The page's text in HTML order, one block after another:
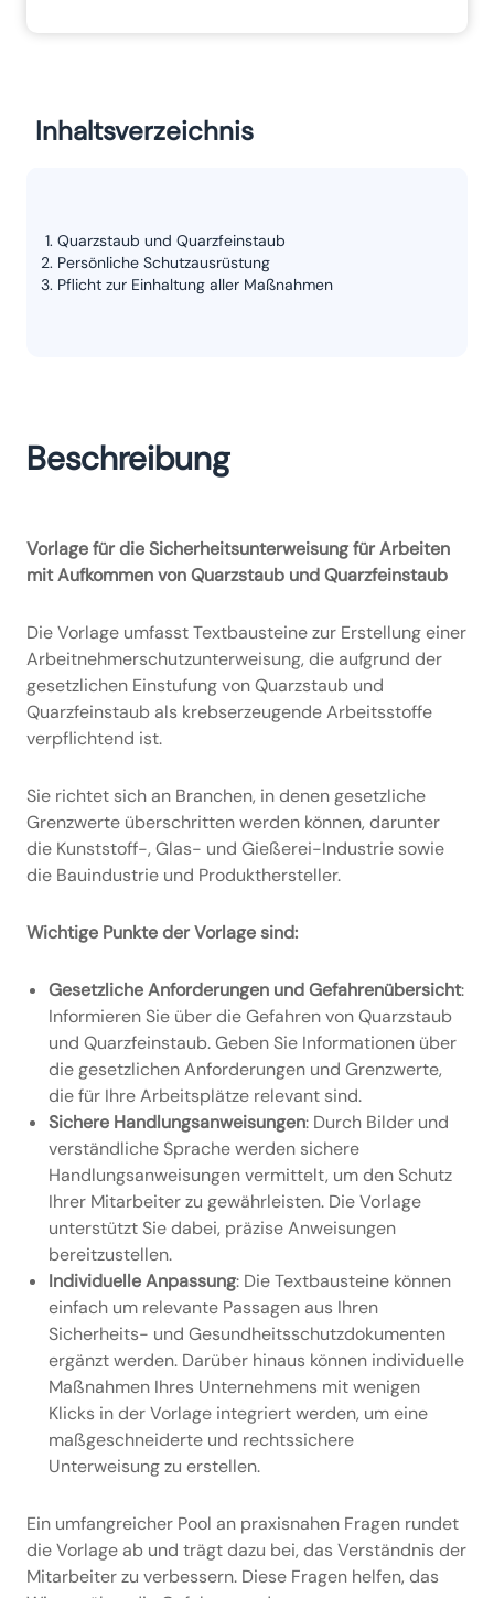
Inhaltsverzeichnis
Quarzstaub und Quarzfeinstaub
Persönliche Schutzausrüstung
Pflicht zur Einhaltung aller Maßnahmen
Beschreibung
Vorlage für die Sicherheitsunterweisung für Arbeiten
mit Aufkommen von Quarzstaub und Quarzfeinstaub
Die Vorlage umfasst Textbausteine zur Erstellung einer
Arbeitnehmerschutzunterweisung, die aufgrund der
gesetzlichen Einstufung von Quarzstaub und
Quarzfeinstaub als krebserzeugende Arbeitsstoffe
verpflichtend ist.
Sie richtet sich an Branchen, in denen gesetzliche
Grenzwerte überschritten werden können, darunter
die Kunststoff-, Glas- und Gießerei-Industrie sowie
die Bauindustrie und Produkthersteller.
Wichtige Punkte der Vorlage sind:
Gesetzliche Anforderungen und Gefahrenübersicht:
Informieren Sie über die Gefahren von Quarzstaub
und Quarzfeinstaub. Geben Sie Informationen über
die gesetzlichen Anforderungen und Grenzwerte,
die für Ihre Arbeitsplätze relevant sind.
Sichere Handlungsanweisungen: Durch Bilder und
verständliche Sprache werden sichere
Handlungsanweisungen vermittelt, um den Schutz
Ihrer Mitarbeiter zu gewährleisten. Die Vorlage
unterstützt Sie dabei, präzise Anweisungen
bereitzustellen.
Individuelle Anpassung: Die Textbausteine können
einfach um relevante Passagen aus Ihren
Sicherheits- und Gesundheitsschutzdokumenten
ergänzt werden. Darüber hinaus können individuelle
Maßnahmen Ihres Unternehmens mit wenigen
Klicks in der Vorlage integriert werden, um eine
maßgeschneiderte und rechtssichere
Unterweisung zu erstellen.
Ein umfangreicher Pool an praxisnahen Fragen rundet
die Vorlage ab und trägt dazu bei, das Verständnis der
Mitarbeiter zu verbessern. Diese Fragen helfen, das